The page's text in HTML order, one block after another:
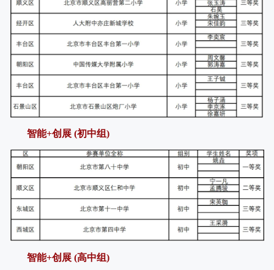
智能+创展 (初中组)
智能+创展 (高中组)